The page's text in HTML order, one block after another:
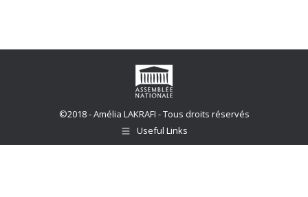
©2018 - Amélia LAKRAFI - Tous droits réservés
Useful Links